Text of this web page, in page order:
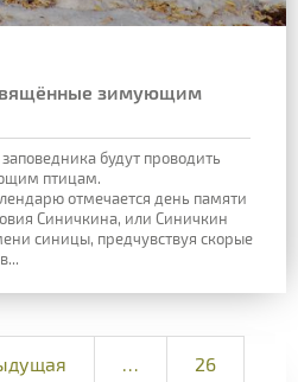
зимующим
будут проводить
птицам.
отмечается день памяти
Синичкина, или Синичкин
синицы, предчувствуя скорые
… 26